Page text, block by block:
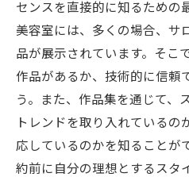
センスを直接的に知るための
美容室には、多くの場合、サ
品が展示されています。そこ
作品があるか、技術的に信頼
う。また、作品集を通じて、
トレンドを取り入れているの
応しているのかを知ることが
約前に自分の理想とするスタ